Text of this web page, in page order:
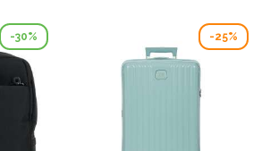
-30% -25%